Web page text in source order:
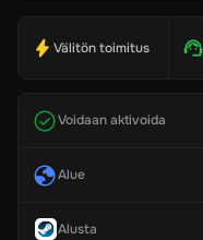
Välitön toimitus
Voidaan aktivoida
Alue
Alusta